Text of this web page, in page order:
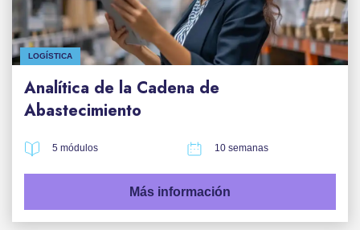
LOGÍSTICA
Analítica de la Cadena de
Abastecimiento
5 módulos 10 semanas
Más información